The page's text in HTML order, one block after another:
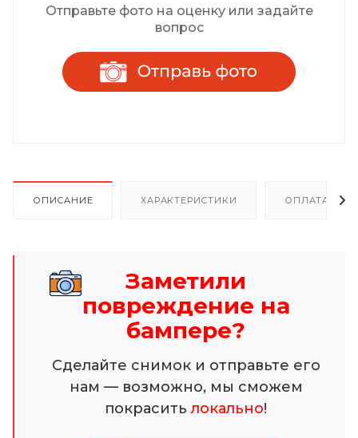
Отправьте фото на оценку или задайте
вопрос
ОПИСАНИЕ ХАРАКТЕРИСТИКИ ОПЛАТА И
Заметили
повреждение на
бампере?
Сделайте снимок и отправьте его
нам — возможно, мы сможем
покраситьлокально!